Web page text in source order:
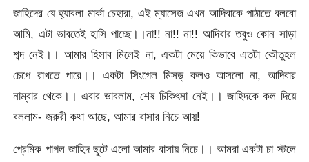
জাহিদের যে হ্যাবলা মার্কা চেহারা, এই ম্যাসেজ এখন আদিবাকে পাঠাতে বলবো
আমি, এটা ভাবতেই হাসি পাচ্ছে।।না!! না!! না!! আদিবার তবুও কোন সাড়া
শব্দ নেই।। আমার হিসাব মিলেই না, একটা মেয়ে কিভাবে এতটা কৌতুহল
চেপে রাখতে পারে।। একটা সিংগেল মিসড্‌ কলও আসলো না, আদিবার
নাম্বার থেকে।। এবার ভাবলাম, শেষ চিকিৎসা নেই।। জাহিদকে কল দিয়ে
বললাম- জরুরী কথা আছে, আমার বাসার নিচে আয়!
প্রেমিক পাগল জাহিদ ছুটে এলো আমার বাসায় নিচে।। আমরা একটা চা স্টলে